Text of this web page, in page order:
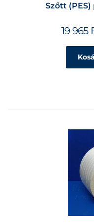
Szőtt
19 965